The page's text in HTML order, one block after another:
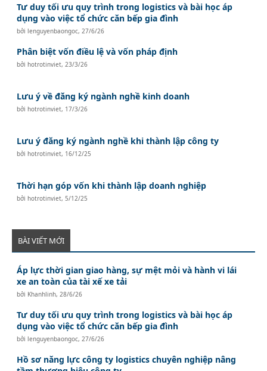
Tư duy tối ưu quy trình trong logistics và bài học áp
dụng vào việc tổ chức căn bếp gia đình
bởilenguyenbaongoc, 27/6/26
Phân biệt vốn điều lệ và vốn pháp định
bởihotrotinviet, 23/3/26
Lưu ý về đăng ký ngành nghề kinh doanh
bởihotrotinviet, 17/3/26
Lưu ý đăng ký ngành nghề khi thành lập công ty
bởihotrotinviet, 16/12/25
Thời hạn góp vốn khi thành lập doanh nghiệp
bởihotrotinviet, 5/12/25
BÀI VIẾT MỚI
Áp lực thời gian giao hàng, sự mệt mỏi và hành vi lái
xe an toàn của tài xế xe tải
bởi Khanhlinh, 28/6/26
Tư duy tối ưu quy trình trong logistics và bài học áp
dụng vào việc tổ chức căn bếp gia đình
bởilenguyenbaongoc, 27/6/26
Hồ sơ năng lực công ty logistics chuyên nghiệp nâng